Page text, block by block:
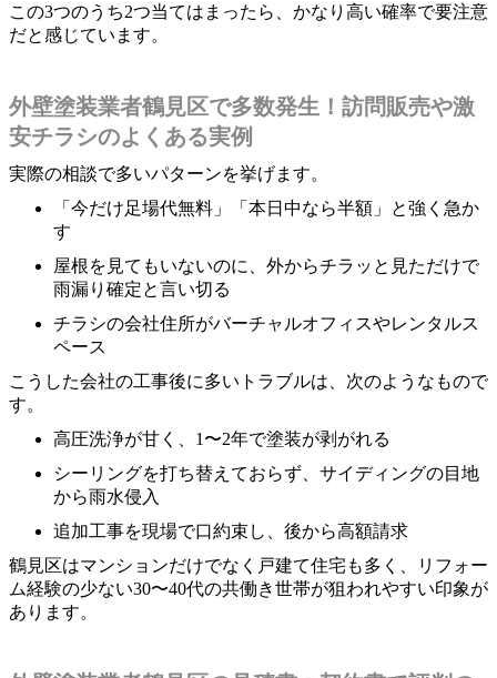
この3つのうち2つ当てはまったら、かなり高い確率で要注意
だと感じています。
外壁塗装業者鶴見区で多数発生！訪問販売や激
安チラシのよくある実例
実際の相談で多いパターンを挙げます。
「今だけ足場代無料」「本日中なら半額」と強く急か
す
屋根を見てもいないのに、外からチラッと見ただけで
雨漏り確定と言い切る
チラシの会社住所がバーチャルオフィスやレンタルス
ペース
こうした会社の工事後に多いトラブルは、次のようなもので
す。
高圧洗浄が甘く、1〜2年で塗装が剥がれる
シーリングを打ち替えておらず、サイディングの目地
から雨水侵入
追加工事を現場で口約束し、後から高額請求
鶴見区はマンションだけでなく戸建て住宅も多く、リフォー
ム経験の少ない30〜40代の共働き世帯が狙われやすい印象が
あります。